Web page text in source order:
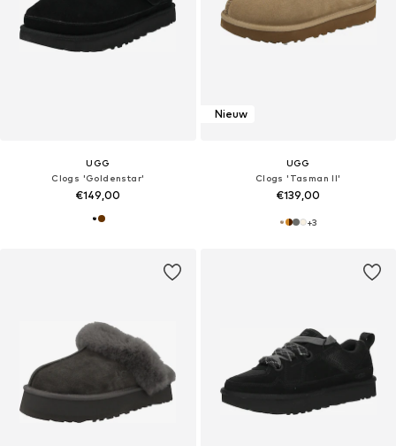
UGG
Clogs 'Goldenstar'
€149,00
Nieuw
UGG
Clogs 'Tasman II'
€139,00
+3